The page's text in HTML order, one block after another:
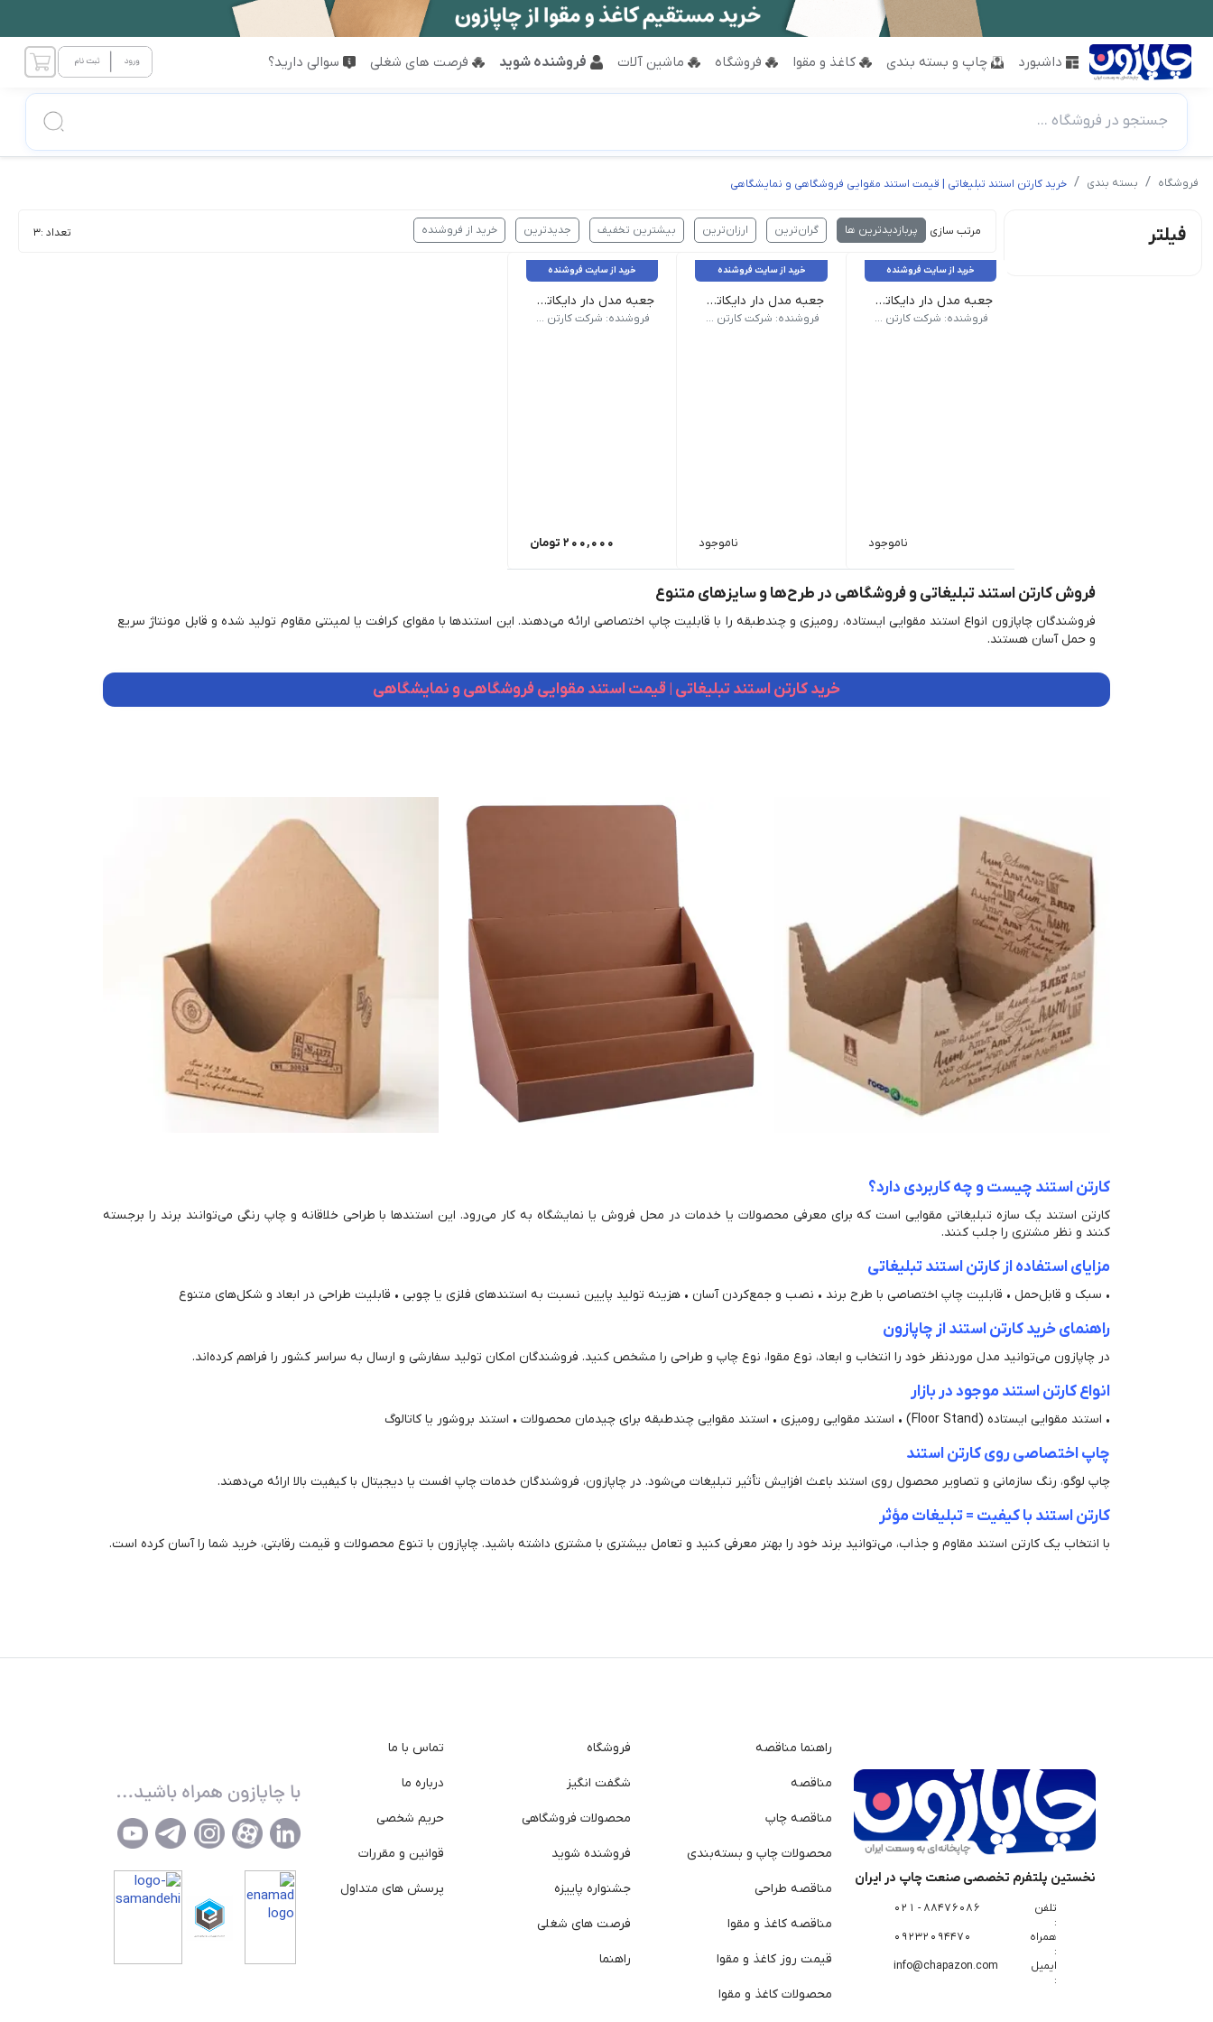
داشبورد چاپ و بسته بندی کاغذ و مقوا فروشگاه ماشین آلات فروشنده شوید فرصت های شغلی سوالی دارید؟
جستجو در فروشگاه ...
فروشگاه بسته بندی خرید کارتن استند تبلیغاتی | قیمت استند مقوایی فروشگاهی و نمایشگاهی
فیلتر مرتب سازی : پربازدیدترین ها گران‌ترین ارزان‌ترین بیشترین تخفیف جدیدترین خرید از فروشنده تعداد :3
خرید از سایت فروشنده
جعبه مدل دار دایکاتی کارتن جا لیوانی ۴تایی کد CS-D26-03+ وزن 45 گرم | ابعاد بیرونی 190 × 180 × 27 میلی‌متر | نام کالا جعبه مدل دار دایکاتی کارتن جا لیوانی 4تایی کد CS-D26-03+ | شناسه محصول CS-D26-03+ | مدل فنی D26 | روش ساخت دایکاتی | تعداد لایه سه لایه | نوع فلوت E | رنگ رویه قهوه ای | کیفیت درجه یک
فروشنده: شرکت کارتن سبز | تولید کننده تخصصی کارتن و جعبه
ناموجود
خرید از سایت فروشنده
جعبه مدل دار دایکاتی کارتن جا لیوانی ۲تایی کد CS-D26-02+ وزن 30 گرم | ابعاد بیرونی 192 × 91 × 27 میلی‌متر | نام کالا جعبه مدل دار دایکاتی کارتن جا لیوانی 2تایی کد CS-D26-02+ | شناسه محصول CS-D26-02+ | مدل فنی D26 | روش ساخت دایکاتی | تعداد لایه سه لایه | نوع فلوت E | رنگ رویه قهوه ای | کیفیت درجه یک
فروشنده: شرکت کارتن سبز | تولید کننده تخصصی کارتن و جعبه
ناموجود
خرید از سایت فروشنده
جعبه مدل دار دایکاتی کارتن استند لیوان کد CS-G16-01 وزن 350 گرم | ابعاد بیرونی 348 × 344 × 130 میلی‌متر | نام کالا جعبه مدل دار دایکاتی کارتن استند لیوان کد CS-G16-01 | شناسه محصول CS-G16-01 | مدل فنی G16 | روش ساخت دایکاتی | تعداد لایه سه لایه | نوع فلوت E | رنگ رویه قهوه ای | کیفیت درجه یک
فروشنده: شرکت کارتن سبز | تولید کننده تخصصی کارتن و جعبه
200,000 تومان
فروش کارتن استند تبلیغاتی و فروشگاهی در طرح‌ها و سایزهای متنوع
فروشندگان چاپازون انواع استند مقوایی ایستاده، رومیزی و چندطبقه را با قابلیت چاپ اختصاصی ارائه می‌دهند. این استندها با مقوای کرافت یا لمینتی مقاوم تولید شده و قابل مونتاژ سریع
و حمل آسان هستند.
خرید کارتن استند تبلیغاتی | قیمت استند مقوایی فروشگاهی و نمایشگاهی
کارتن استند چیست و چه کاربردی دارد؟
کارتن استند یک سازه تبلیغاتی مقوایی است که برای معرفی محصولات یا خدمات در محل فروش یا نمایشگاه به کار می‌رود. این استندها با طراحی خلاقانه و چاپ رنگی می‌توانند برند را برجسته
کنند و نظر مشتری را جلب کنند.
مزایای استفاده از کارتن استند تبلیغاتی
• سبک و قابل‌حمل • قابلیت چاپ اختصاصی با طرح برند • نصب و جمع‌کردن آسان • هزینه تولید پایین نسبت به استندهای فلزی یا چوبی • قابلیت طراحی در ابعاد و شکل‌های متنوع
راهنمای خرید کارتن استند از چاپازون
در چاپازون می‌توانید مدل موردنظر خود را انتخاب و ابعاد، نوع مقوا، نوع چاپ و طراحی را مشخص کنید. فروشندگان امکان تولید سفارشی و ارسال به سراسر کشور را فراهم کرده‌اند.
انواع کارتن استند موجود در بازار
• استند مقوایی ایستاده (Floor Stand) • استند مقوایی رومیزی • استند مقوایی چندطبقه برای چیدمان محصولات • استند بروشور یا کاتالوگ
چاپ اختصاصی روی کارتن استند
چاپ لوگو، رنگ سازمانی و تصاویر محصول روی استند باعث افزایش تأثیر تبلیغات می‌شود. در چاپازون، فروشندگان خدمات چاپ افست یا دیجیتال با کیفیت بالا ارائه می‌دهند.
کارتن استند با کیفیت = تبلیغات مؤثر
با انتخاب یک کارتن استند مقاوم و جذاب، می‌توانید برند خود را بهتر معرفی کنید و تعامل بیشتری با مشتری داشته باشید. چاپازون با تنوع محصولات و قیمت رقابتی، خرید شما را آسان کرده است.
نخستین پلتفرم تخصصی صنعت چاپ در ایران
تلفن
:
88476086 - 021
همراه
:
09232094470
ایمیل
:
info@chapazon.com
راهنما مناقصه
مناقصه
مناقصه چاپ
محصولات چاپ و بسته‌بندی
مناقصه طراحی
مناقصه کاغذ و مقوا
قیمت روز کاغذ و مقوا
محصولات کاغذ و مقوا
فروشگاه
شگفت انگیز
محصولات فروشگاهی
فروشنده شوید
جشنواره پاییزه
فرصت های شغلی
راهنما
تماس با ما
درباره ما
حریم شخصی
قوانین و مقررات
پرسش های متداول